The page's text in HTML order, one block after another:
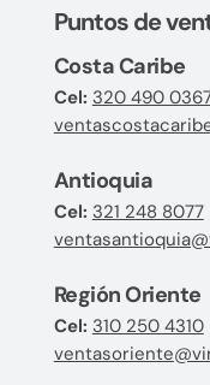
Puntos de
Costa Caribe
Cel: 320 490
Antioquia
Cel: 321 248 8077
Región Oriente
Cel: 310 250 4310